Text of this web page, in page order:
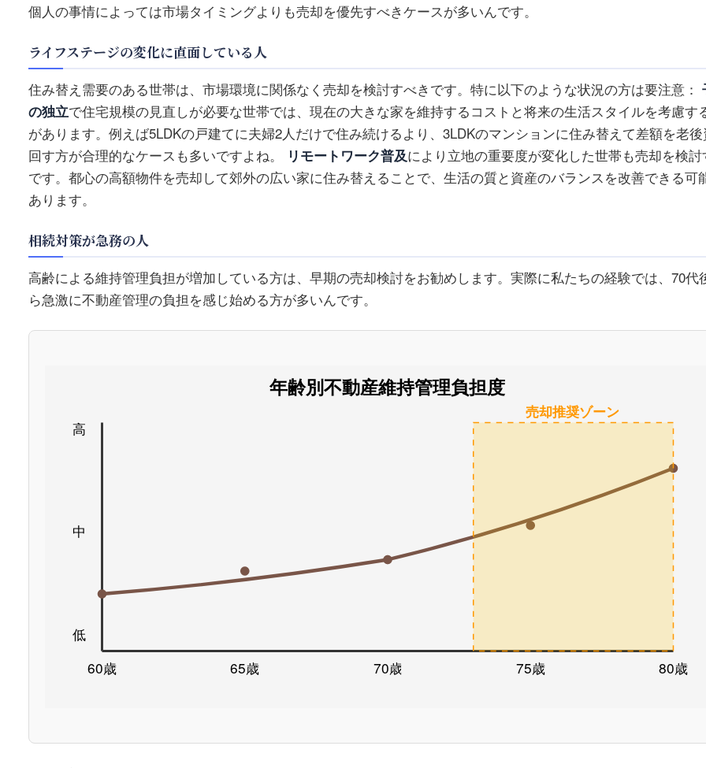
個人の事情によっては市場タイミングよりも売却を優先すべきケースが多いんです。
ライフステージの変化に直面している人
住み替え需要のある世帯は、市場環境に関係なく売却を検討すべきです。特に以下のような状況の方は要注意：
の独立で住宅規模の見直しが必要な世帯では、現在の大きな家を維持するコストと将来の生活スタイルを考慮す
があります。例えば5LDKの戸建てに夫婦2人だけで住み続けるより、3LDKのマンションに住み替えて差額を老
回す方が合理的なケースも多いですよね。
リモートワーク普及により立地の重要度が変化した世帯も売却を検
です。都心の高額物件を売却して郊外の広い家に住み替えることで、生活の質と資産のバランスを改善できる可
あります。
相続対策が急務の人
高齢による維持管理負担が増加している方は、早期の売却検討をお勧めします。実際に私たちの経験では、70代
ら急激に不動産管理の負担を感じ始める方が多いんです。
年齢別不動産維持管理負担度
60歳 65歳 70歳 75歳 80歳
高
中
低
売却推奨ゾーン